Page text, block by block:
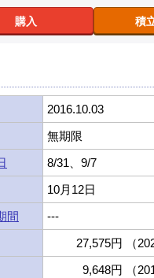
購入 積
2016.10.03
無期限
8/31、9/7
10月12日
間
---
27,575円 （
9,648円 （